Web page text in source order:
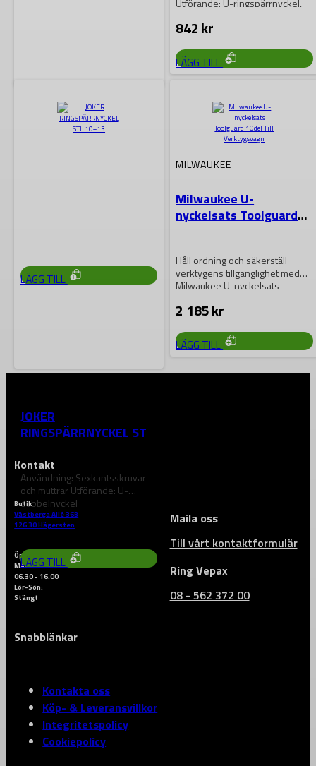
LÄGG TILL
Utförande: U-ringspärrnyckel,
riktningsväxling, ringsidan krökt
842kr
LÄGG TILL
JOKER
RINGSPÄRRNYCKEL STL
Användning: Sexkantsskruvar
och muttrar Utförande: U-
dubbelnyckel
353kr
LÄGG TILL
MILWAUKEE
Milwaukee U-
nyckelsats Toolguard
Håll ordning och säkerställ
verktygens tillgänglighet med
Milwaukee U-nyckelsats
Verktygsvagn! En komplett…
2 185kr
LÄGG TILL
Kontakt
Butik
Västberga Allé 36B
126 30 Hägersten
Maila oss
Till vårt kontaktformulär
Öppettider
Mån-Fred:
06.30 - 16.00
Lör-Sön:
Stängt
Ring Vepax
08 - 562 372 00
Snabblänkar
Kontakta oss
Köp- & Leveransvillkor
Integritetspolicy
Cookiepolicy